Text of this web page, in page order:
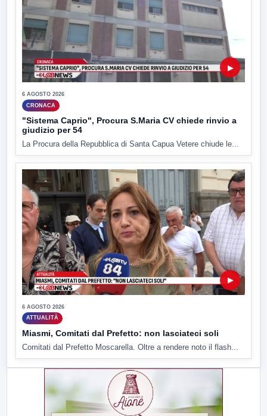
▶
6 AGOSTO 2026
CRONACA
"Sistema Caprio", Procura S.Maria CV chiede rinvio a
giudizio per 54
La Procura della Repubblica di Santa Capua Vetere chiude le...
▶
6 AGOSTO 2026
ATTUALITÀ
Miasmi, Comitati dal Prefetto: non lasciateci soli
Comitati dal Prefetto Moscarella. Oltre a rendere noto il flash...